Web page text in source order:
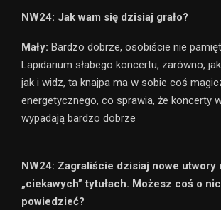
NW24: Jak wam się dzisiaj grało?
Mały: Bardzo dobrze, osobiście nie
Lapidarium słabego koncertu, zarówno,
jak i widz, ta knajpa ma w sobie coś
energetycznego, co sprawia, że koncerty
wypadają bardzo dobrze
NW24: Zagraliście dzisiaj nowe utwory
„ciekawych” tytułach. Możesz coś o
powiedzieć?